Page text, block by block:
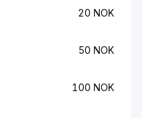
20 NOK
50 NOK
100 NOK